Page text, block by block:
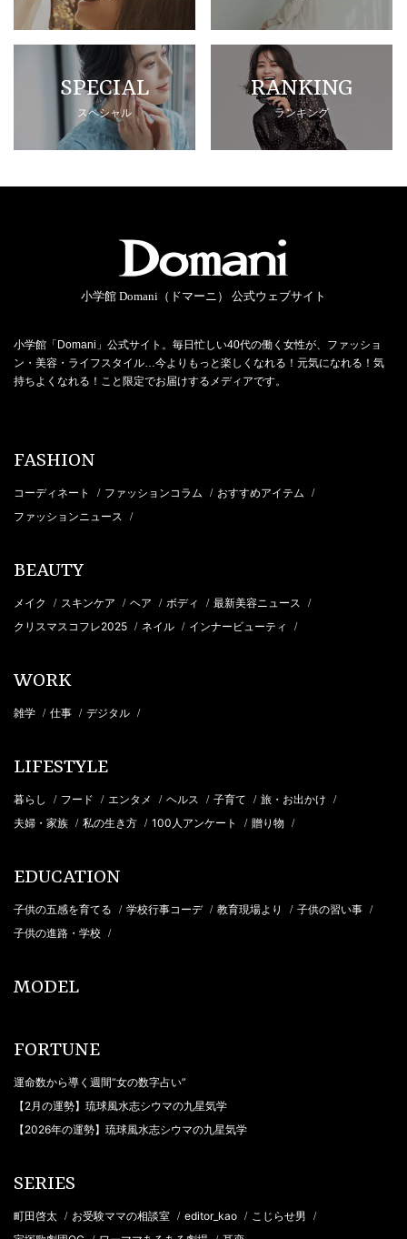
SPECIAL
スペシャル
RANKING
ランキング
小学館 Domani（ドマーニ） 公式ウェブサイト
小学館「Domani」公式サイト。毎日忙しい40代の働く女性が、ファッショ
ン・美容・ライフスタイル…今よりもっと楽しくなれる！元気になれる！気
持ちよくなれる！こと限定でお届けするメディアです。
FASHION
コーディネート / ファッションコラム / おすすめアイテム /
ファッションニュース /
BEAUTY
メイク / スキンケア / ヘア / ボディ / 最新美容ニュース /
クリスマスコフレ2025 / ネイル / インナービューティ /
WORK
雑学 / 仕事 / デジタル /
LIFESTYLE
暮らし / フード / エンタメ / ヘルス / 子育て / 旅・お出かけ /
夫婦・家族 / 私の生き方 / 100人アンケート / 贈り物 /
EDUCATION
子供の五感を育てる / 学校行事コーデ / 教育現場より / 子供の習い事 /
子供の進路・学校 /
MODEL
FORTUNE
運命数から導く週間“女の数字占い”
【2月の運勢】琉球風水志シウマの九星気学
【2026年の運勢】琉球風水志シウマの九星気学
SERIES
町田啓太 / お受験ママの相談室 / editor_kao / こじらせ男 /